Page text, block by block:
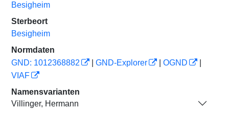
Besigheim
Sterbeort
Besigheim
Normdaten
GND: 1012368882
GND-Explorer OGND
VIAF
Namensvarianten
Villinger, Hermann